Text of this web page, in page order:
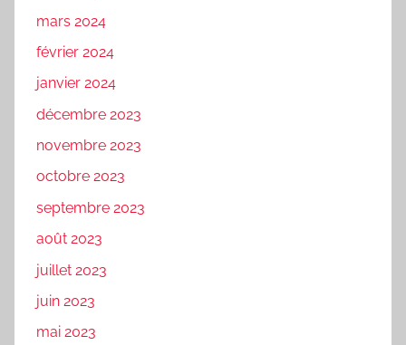
mars 2024
février 2024
janvier 2024
décembre 2023
novembre 2023
octobre 2023
septembre 2023
août 2023
juillet 2023
juin 2023
mai 2023